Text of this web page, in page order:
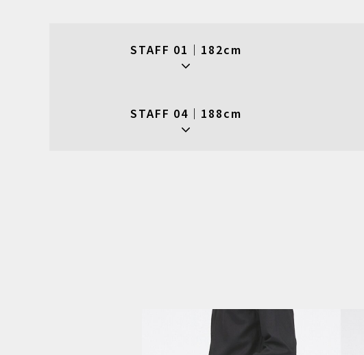
STAFF 01｜182cm
STAFF 04｜188cm